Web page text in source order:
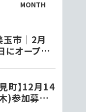
MONTH
玉市｜2月
にオープン
り味噌汁セ
をいただきま
!!
見町】12月14
)参加募